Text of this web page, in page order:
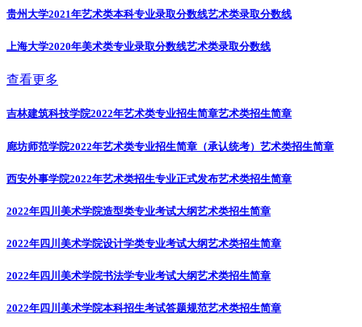
贵州大学2021年艺术类本科专业录取分数线艺术类录取分数线
上海大学2020年美术类专业录取分数线艺术类录取分数线
查看更多
吉林建筑科技学院2022年艺术类专业招生简章艺术类招生简章
廊坊师范学院2022年艺术类专业招生简章（承认统考） 艺术类招生简章
西安外事学院2022年艺术类招生专业正式发布艺术类招生简章
2022年四川美术学院造型类专业考试大纲艺术类招生简章
2022年四川美术学院设计学类专业考试大纲艺术类招生简章
2022年四川美术学院书法学专业考试大纲艺术类招生简章
2022年四川美术学院本科招生考试答题规范艺术类招生简章